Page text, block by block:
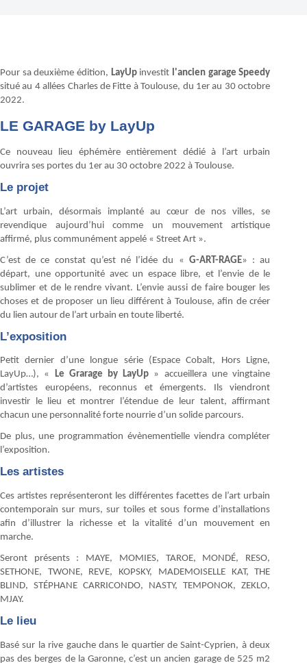
Pour sa deuxième édition, LayUp investit l'ancien garage Speedy
situé au 4 allées Charles de Fitte à Toulouse, du 1er au 30 octobre
2022.
LE GARAGE by LayUp
Ce nouveau lieu éphémère entièrement dédié à l’art urbain
ouvrira ses portes du 1er au 30 octobre 2022 à Toulouse.
Le projet
L’art urbain, désormais implanté au cœur de nos villes, se
revendique aujourd’hui comme un mouvement artistique
affirmé, plus communément appelé « Street Art ».
C’est de ce constat qu’est né l’idée du « G-ART-RAGE» : au
départ, une opportunité avec un espace libre, et l’envie de le
sublimer et de le rendre vivant. L’envie aussi de faire bouger les
choses et de proposer un lieu différent à Toulouse, afin de créer
du lien autour de l’art urbain en toute liberté.
L’exposition
Petit dernier d’une longue série (Espace Cobalt, Hors Ligne,
LayUp…), « Le Grarage by LayUp » accueillera une vingtaine
d’artistes européens, reconnus et émergents. Ils viendront
investir le lieu et montrer l’étendue de leur talent, affirmant
chacun une personnalité forte nourrie d’un solide parcours.
De plus, une programmation évènementielle viendra compléter
l’exposition.
Les artistes
Ces artistes représenteront les différentes facettes de l’art urbain
contemporain sur murs, sur toiles et sous forme d’installations
afin d’illustrer la richesse et la vitalité d’un mouvement en
marche.
Seront présents : MAYE, MOMIES, TAROE, MONDÉ, RESO,
SETHONE, TWONE, REVE, KOPSKY, MADEMOISELLE KAT, THE
BLIND, STÉPHANE CARRICONDO, NASTY, TEMPONOK, ZEKLO,
MJAY.
Le lieu
Basé sur la rive gauche dans le quartier de Saint-Cyprien, à deux
pas des berges de la Garonne, c’est un ancien garage de 525 m2